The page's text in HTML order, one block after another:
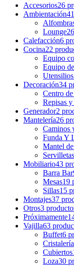
Accesorios26
Ambientación
Lounge
Calefacción6
Cocina22
Equipo
Equipo
Decoración34
Centro de
Repisas y
Generador2
Mantelería26
Caminos
Funda Y
Mantel de
Servilletas
Mobiliario43
Barra Bar
Mesas19
Sillas15
Montajes37
Otros3
Próximamente
Vajilla63
Buffet6
Cristalería
Cubiertos
Loza30